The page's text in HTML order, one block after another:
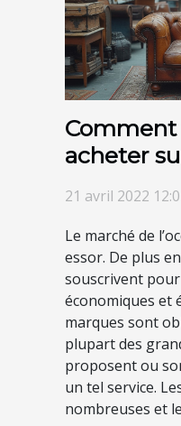
acheter
21 avril 2022
Le marché de
essor. De plus
souscrivent
économiques et
marques sont
plupart des
proposent ou
un tel service.
nombreuses et